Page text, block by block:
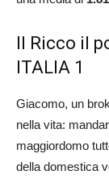
Il Ricco il
ITALIA 1
Giacomo, un
nella vita:
maggiordomo
della domestica